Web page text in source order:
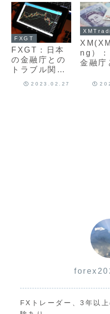
FXGT
FXGT：日本
の金融庁との
トラブル関係
や違法の見解
2023.02.27
ng）
金融庁
録無
FXトレーダー、3年以